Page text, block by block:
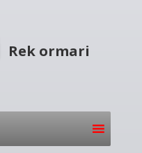
Rek ormari